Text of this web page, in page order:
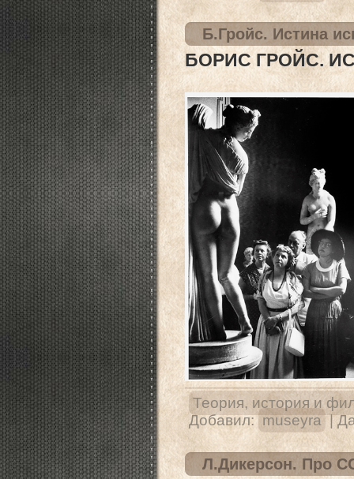
Б.Гройс. Истина
БОРИС ГРОЙС.
Теория, история и
Добавил: museyra |
Л.Дикерсон. Про